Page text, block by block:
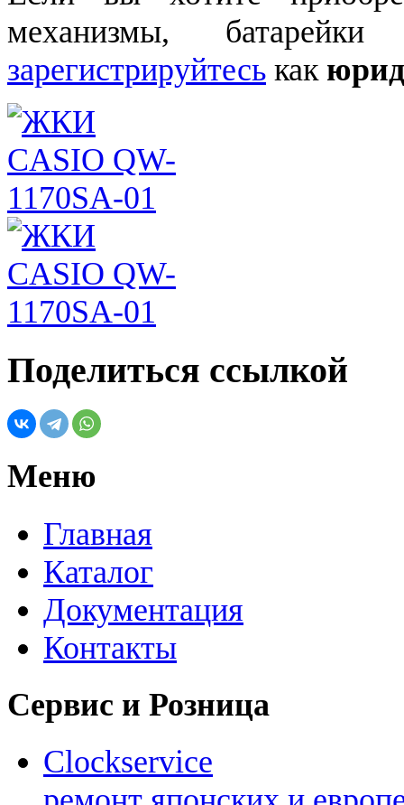
механизмы,
зарегистрируйтесь как
Поделиться ссылкой
Меню
Главная
Каталог
Документация
Контакты
Сервис и Розница
Clockservice